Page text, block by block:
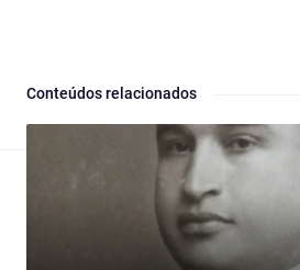
Conteúdos relacionados